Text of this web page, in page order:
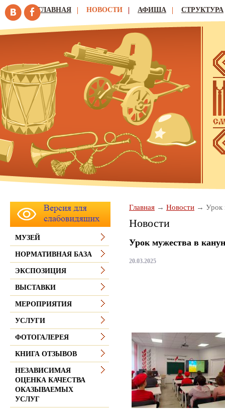
ГЛАВНАЯ НОВОСТИ АФИША СТРУКТУРА
Главная Новости Урок
Новости
Урок мужества в
20.03.2025
МУЗЕЙ
НОРМАТИВНАЯ БАЗА
ЭКСПОЗИЦИЯ
ВЫСТАВКИ
МЕРОПРИЯТИЯ
УСЛУГИ
ФОТОГАЛЕРЕЯ
КНИГА ОТЗЫВОВ
НЕЗАВИСИМАЯ
ОЦЕНКА КАЧЕСТВА
ОКАЗЫВАЕМЫХ
УСЛУГ